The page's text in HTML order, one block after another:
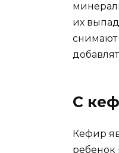
их
снимают
С
Кефир
ребенок